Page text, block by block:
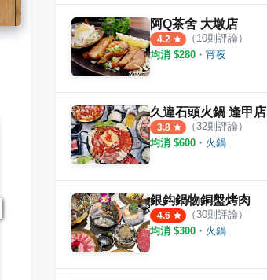
湯馥招牌石頭鍋·海鮮涮涮鍋 大業直營店
石二鍋
阿Q茶舍 大墩店
4.2 （ 10則評論）
均消 $280 ・ 宵夜
久違石頭火鍋 逢甲店
3.8 （32則評論）
均消 $600 ・ 火鍋
銀鈎鍋物銅盤烤肉
4.6 （30則評論）
均消 $300 ・ 火鍋